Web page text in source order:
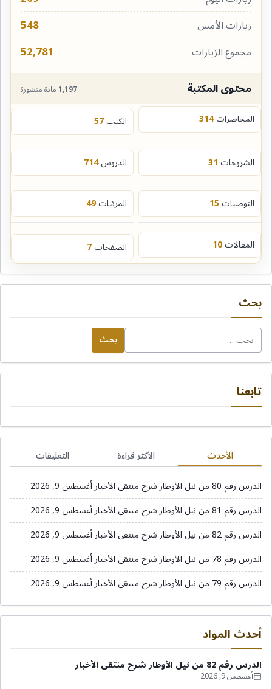
زيارات الأمس 548
مجموع الزيارات
52,781
محتوى المكتبة
1,197مادة منشورة
المحاضرات314 الكتب57
الشروحات 31 الدروس714
التوصيات15 المرئيات49
المقالات10 الصفحات7
بحث
البحث
عن:
تابعنا
الأحدث الأكثر قراءة
التعليقات
الدرس رقم 80 من نيل الأوطار شرح منتقى الأخبار
أغسطس 9, 2026
الدرس رقم 81 من نيل الأوطار شرح منتقى الأخبار
أغسطس 9, 2026
الدرس رقم 82 من نيل الأوطار شرح منتقى الأخبار
أغسطس 9, 2026
الدرس رقم 78 من نيل الأوطار شرح منتقى الأخبار
أغسطس 9, 2026
الدرس رقم 79 من نيل الأوطار شرح منتقى الأخبار
أغسطس 9, 2026
أحدث المواد
الدرس رقم 82 من نيل الأوطار شرح منتقى الأخبار
أغسطس 9, 2026